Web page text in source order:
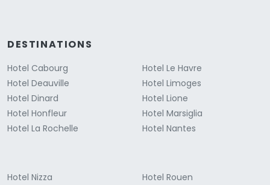
DESTINATIONS
Hotel Cabourg
Hotel Deauville
Hotel Dinard
Hotel Honfleur
Hotel La Rochelle
Hotel Le Havre
Hotel Limoges
Hotel Lione
Hotel Marsiglia
Hotel Nantes
Hotel Nizza
Hotel Rouen